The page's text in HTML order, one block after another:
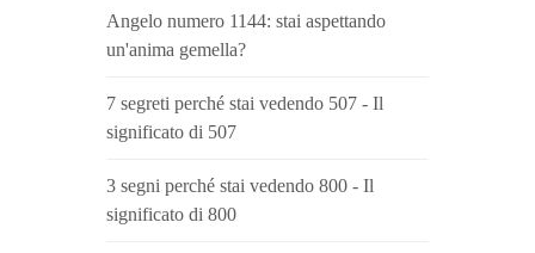
Angelo numero 1144: stai aspettando
un'anima gemella?
7 segreti perché stai vedendo 507 - Il
significato di 507
3 segni perché stai vedendo 800 - Il
significato di 800